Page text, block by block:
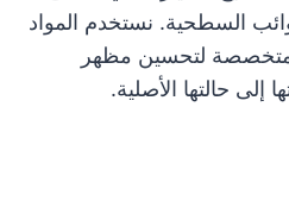
السطحية. نستخدم المواد
لتحسين مظهر
إلى حالتها الأصلية.